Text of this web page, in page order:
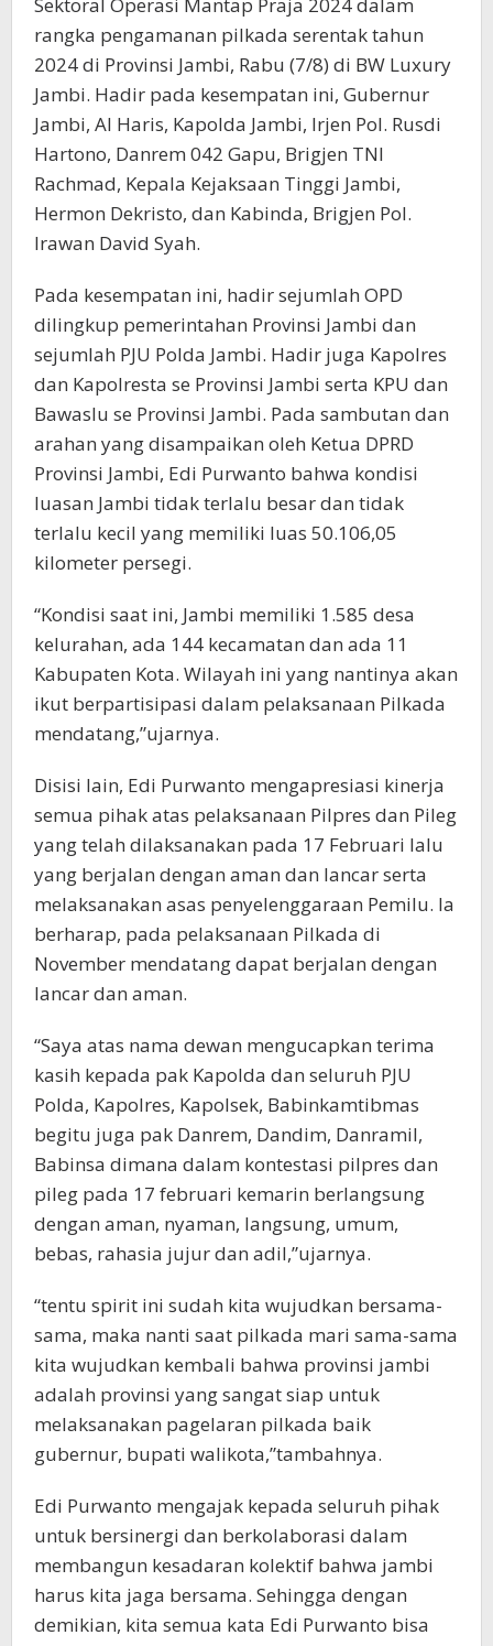
rangka pengamanan pilkada serentak tahun
2024 di Provinsi Jambi, Rabu (7/8) di BW Luxury
Jambi. Hadir pada kesempatan ini, Gubernur
Jambi, Al Haris, Kapolda Jambi, Irjen Pol. Rusdi
Hartono, Danrem 042 Gapu, Brigjen TNI
Rachmad, Kepala Kejaksaan Tinggi Jambi,
Hermon Dekristo, dan Kabinda, Brigjen Pol.
Irawan David Syah.
Pada kesempatan ini, hadir sejumlah OPD
dilingkup pemerintahan Provinsi Jambi dan
sejumlah PJU Polda Jambi. Hadir juga Kapolres
dan Kapolresta se Provinsi Jambi serta KPU dan
Bawaslu se Provinsi Jambi. Pada sambutan dan
arahan yang disampaikan oleh Ketua DPRD
Provinsi Jambi, Edi Purwanto bahwa kondisi
luasan Jambi tidak terlalu besar dan tidak
terlalu kecil yang memiliki luas 50.106,05
kilometer persegi.
“Kondisi saat ini, Jambi memiliki 1.585 desa
kelurahan, ada 144 kecamatan dan ada 11
Kabupaten Kota. Wilayah ini yang nantinya akan
ikut berpartisipasi dalam pelaksanaan Pilkada
mendatang,”ujarnya.
Disisi lain, Edi Purwanto mengapresiasi kinerja
semua pihak atas pelaksanaan Pilpres dan Pileg
yang telah dilaksanakan pada 17 Februari lalu
yang berjalan dengan aman dan lancar serta
melaksanakan asas penyelenggaraan Pemilu. Ia
berharap, pada pelaksanaan Pilkada di
November mendatang dapat berjalan dengan
lancar dan aman.
“Saya atas nama dewan mengucapkan terima
kasih kepada pak Kapolda dan seluruh PJU
Polda, Kapolres, Kapolsek, Babinkamtibmas
begitu juga pak Danrem, Dandim, Danramil,
Babinsa dimana dalam kontestasi pilpres dan
pileg pada 17 februari kemarin berlangsung
dengan aman, nyaman, langsung, umum,
bebas, rahasia jujur dan adil,”ujarnya.
“tentu spirit ini sudah kita wujudkan bersama-
sama, maka nanti saat pilkada mari sama-sama
kita wujudkan kembali bahwa provinsi jambi
adalah provinsi yang sangat siap untuk
melaksanakan pagelaran pilkada baik
gubernur, bupati walikota,”tambahnya.
Edi Purwanto mengajak kepada seluruh pihak
untuk bersinergi dan berkolaborasi dalam
membangun kesadaran kolektif bahwa jambi
harus kita jaga bersama. Sehingga dengan
demikian, kita semua kata Edi Purwanto bisa